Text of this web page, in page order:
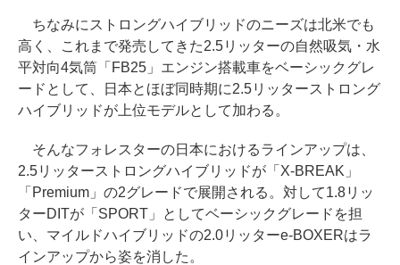
ちなみにストロングハイブリッドのニーズは北米でも
高く、これまで発売してきた2.5リッターの自然吸気・水
平対向4気筒「FB25」エンジン搭載車をベーシックグレ
ードとして、日本とほぼ同時期に2.5リッターストロング
ハイブリッドが上位モデルとして加わる。
そんなフォレスターの日本におけるラインアップは、
2.5リッターストロングハイブリッドが「X-BREAK」
「Premium」の2グレードで展開される。対して1.8リッ
ターDITが「SPORT」としてベーシックグレードを担
い、マイルドハイブリッドの2.0リッターe-BOXERはラ
インアップから姿を消した。